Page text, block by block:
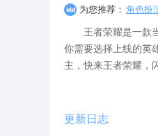
为您推荐： 角色扮
王者荣耀是一款当
你需要选择上线的英
主，快来王者荣耀，
更新日志